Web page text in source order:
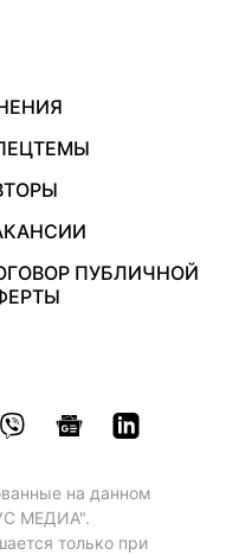
ПУБЛИЧНОЙ
на данном
МЕДИА".
только при